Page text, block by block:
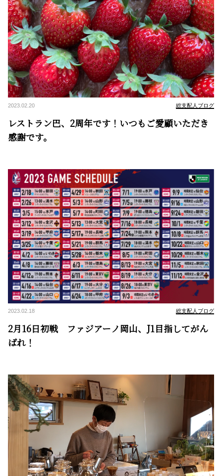
2023.02.20 総支配人ブログ
レストラン巴、2周年です！いつもご愛顧いただき
感謝です。
2023.02.18 総支配人ブログ
2月16日初戦 ファジアーノ岡山、J1目指してがん
ばれ！